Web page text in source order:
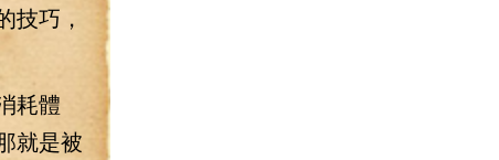
技巧，
耗體
就是被